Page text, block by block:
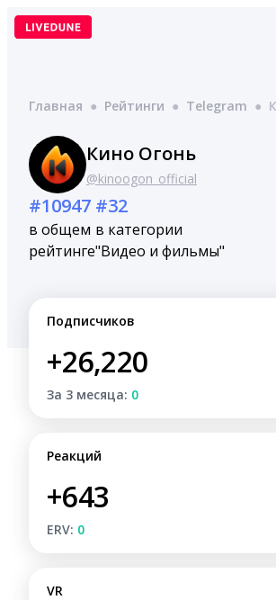
Перейти
Главная ● Рейтинги ● Telegram ●
Кино Огонь
@kinoogon_official
#10947
в общем
рейтинге
#32
в категории
"Видео и фильмы"
Подписчиков
+26,220
За 3 месяца: 0
Реакций
+643
ERV: 0
VR